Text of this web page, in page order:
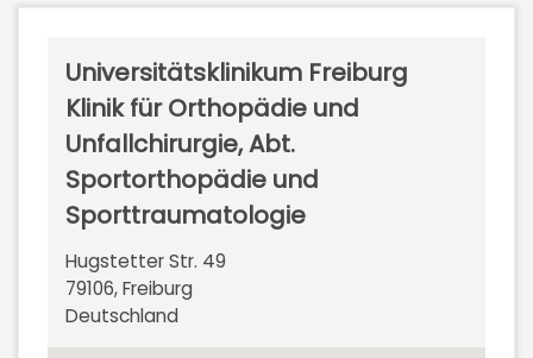
Universitätsklinikum Freiburg
Klinik für Orthopädie und
Unfallchirurgie, Abt.
Sportorthopädie und
Sporttraumatologie
Hugstetter Str. 49
79106, Freiburg
Deutschland